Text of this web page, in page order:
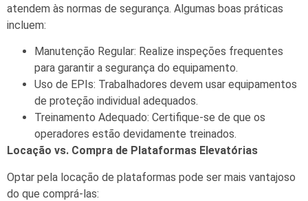
atendem às normas de segurança. Algumas boas práticas
incluem:
Manutenção Regular: Realize inspeções frequentes
para garantir a segurança do equipamento.
Uso de EPIs: Trabalhadores devem usar equipamentos
de proteção individual adequados.
Treinamento Adequado: Certifique-se de que os
operadores estão devidamente treinados.
Locação vs. Compra de Plataformas Elevatórias
Optar pela locação de plataformas pode ser mais vantajoso
do que comprá-las: